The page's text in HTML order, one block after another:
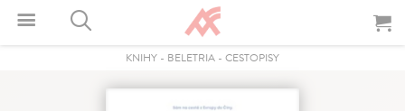
KNIHY - BELETRIA - CESTOPISY